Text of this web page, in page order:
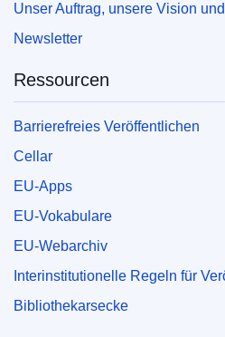
Unser Auftrag, unsere Vision
Newsletter
Ressourcen
Barrierefreies Veröffentlichen
Cellar
EU-Apps
EU-Vokabulare
EU-Webarchiv
Interinstitutionelle Regeln für
Bibliothekarsecke